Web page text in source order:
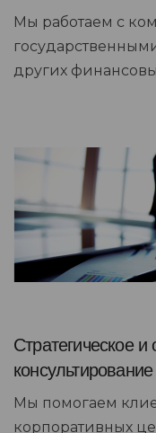
Мы работаем с
других
Стратегическое
консультирование
Мы помогаем
корпоративных